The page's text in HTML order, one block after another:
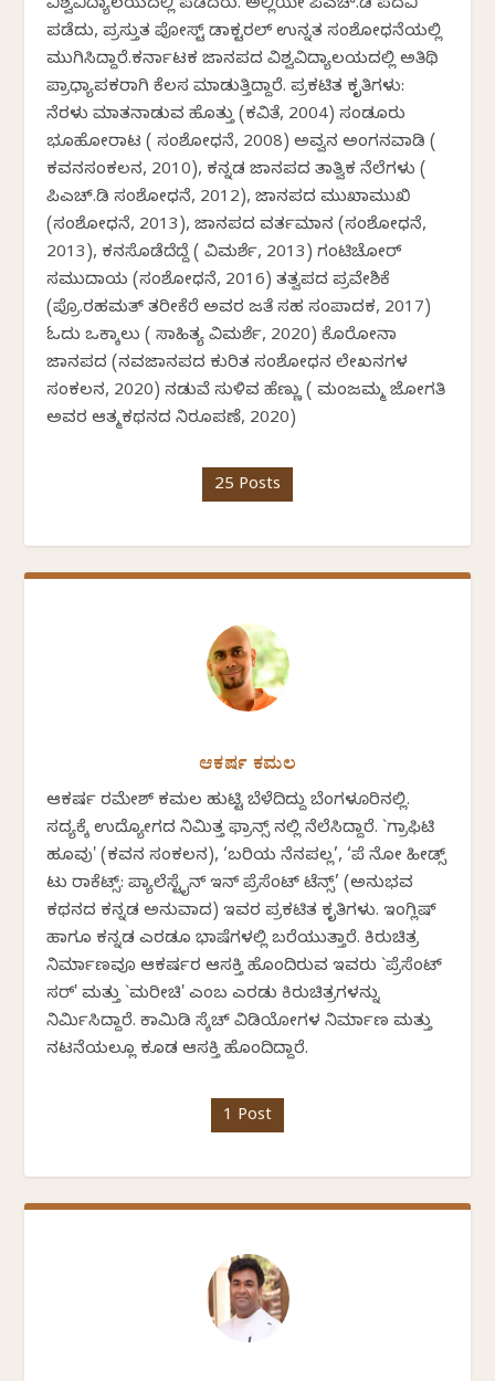
ವಿಶ್ವವಿದ್ಯಾಲಯದಲ್ಲಿ ಪಡೆದರು. ಅಲ್ಲಿಯೇ ಪಿಎಚ್.ಡಿ ಪದವಿ
ಪಡೆದು, ಪ್ರಸ್ತುತ ಪೋಸ್ಟ್ ಡಾಕ್ಟರಲ್ ಉನ್ನತ ಸಂಶೋಧನೆಯಲ್ಲಿ
ಮುಗಿಸಿದ್ದಾರೆ.ಕರ್ನಾಟಕ ಜಾನಪದ ವಿಶ್ವವಿದ್ಯಾಲಯದಲ್ಲಿ ಅತಿಥಿ
ಪ್ರಾಧ್ಯಾಪಕರಾಗಿ ಕೆಲಸ ಮಾಡುತ್ತಿದ್ದಾರೆ. ಪ್ರಕಟಿತ ಕೃತಿಗಳು:
ನೆರಳು ಮಾತನಾಡುವ ಹೊತ್ತು (ಕವಿತೆ, 2004) ಸಂಡೂರು
ಭೂಹೋರಾಟ ( ಸಂಶೋಧನೆ, 2008) ಅವ್ವನ ಅಂಗನವಾಡಿ (
ಕವನಸಂಕಲನ, 2010), ಕನ್ನಡ ಜಾನಪದ ತಾತ್ವಿಕ ನೆಲೆಗಳು (
ಪಿಎಚ್.ಡಿ ಸಂಶೋಧನೆ, 2012), ಜಾನಪದ ಮುಖಾಮುಖಿ
(ಸಂಶೋಧನೆ, 2013), ಜಾನಪದ ವರ್ತಮಾನ (ಸಂಶೋಧನೆ,
2013), ಕನಸೊಡೆದೆದ್ದೆ ( ವಿಮರ್ಶೆ, 2013) ಗಂಟಿಚೋರ್
ಸಮುದಾಯ (ಸಂಶೋಧನೆ, 2016) ತತ್ವಪದ ಪ್ರವೇಶಿಕೆ
(ಪ್ರೊ.ರಹಮತ್ ತರೀಕೆರೆ ಅವರ ಜತೆ ಸಹ ಸಂಪಾದಕ, 2017)
ಓದು ಒಕ್ಕಾಲು ( ಸಾಹಿತ್ಯ ವಿಮರ್ಶೆ, 2020) ಕೊರೋನಾ
ಜಾನಪದ (ನವಜಾನಪದ ಕುರಿತ ಸಂಶೋಧನ ಲೇಖನಗಳ
ಸಂಕಲನ, 2020) ನಡುವೆ ಸುಳಿವ ಹೆಣ್ಣು ( ಮಂಜಮ್ಮ ಜೋಗತಿ
ಅವರ ಆತ್ಮಕಥನದ ನಿರೂಪಣೆ, 2020)
25 Posts
ಆಕರ್ಷ ಕಮಲ
ಆಕರ್ಷ ರಮೇಶ್ ಕಮಲ ಹುಟ್ಟಿ ಬೆಳೆದಿದ್ದು ಬೆಂಗಳೂರಿನಲ್ಲಿ.
ಸದ್ಯಕ್ಕೆ ಉದ್ಯೋಗದ ನಿಮಿತ್ತ ಫ್ರಾನ್ಸ್ ನಲ್ಲಿ ನೆಲೆಸಿದ್ದಾರೆ. `ಗ್ರಾಫಿಟಿ
ಹೂವು' (ಕವನ ಸಂಕಲನ), ‘ಬರಿಯ ನೆನಪಲ್ಲ’, ‘ಪೆ ನೋ ಹೀಡ್ಸ್
ಟು ರಾಕೆಟ್ಸ್: ಪ್ಯಾಲೆಸ್ಟೈನ್ ಇನ್ ಪ್ರೆಸೆಂಟ್ ಟೆನ್ಸ್’ (ಅನುಭವ
ಕಥನದ ಕನ್ನಡ ಅನುವಾದ) ಇವರ ಪ್ರಕಟಿತ ಕೃತಿಗಳು. ಇಂಗ್ಲಿಷ್‌
ಹಾಗೂ ಕನ್ನಡ ಎರಡೂ ಭಾಷೆಗಳಲ್ಲಿ ಬರೆಯುತ್ತಾರೆ. ಕಿರುಚಿತ್ರ
ನಿರ್ಮಾಣವೂ ಆಕರ್ಷರ ಆಸಕ್ತಿ ಹೊಂದಿರುವ ಇವರು `ಪ್ರೆಸೆಂಟ್
ಸರ್' ಮತ್ತು `ಮರೀಚಿ' ಎಂಬ ಎರಡು ಕಿರುಚಿತ್ರಗಳನ್ನು
ನಿರ್ಮಿಸಿದ್ದಾರೆ. ಕಾಮಿಡಿ ಸ್ಕೆಚ್ ವಿಡಿಯೋಗಳ ನಿರ್ಮಾಣ ಮತ್ತು
ನಟನೆಯಲ್ಲೂ ಕೂಡ ಆಸಕ್ತಿ ಹೊಂದಿದ್ದಾರೆ.
1 Post